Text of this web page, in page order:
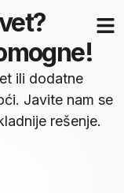
ili dodatne
Javite nam se
rešenje.